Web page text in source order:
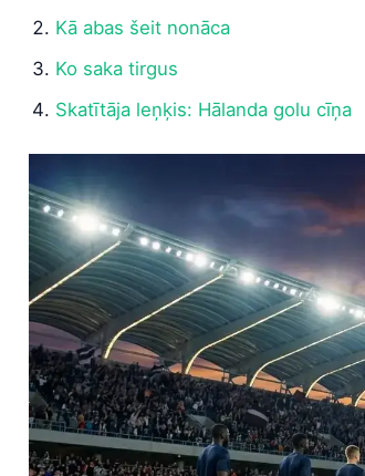
Kā abas šeit nonāca
Ko saka tirgus
Skatītāja leņķis: Hālanda golu cīņa